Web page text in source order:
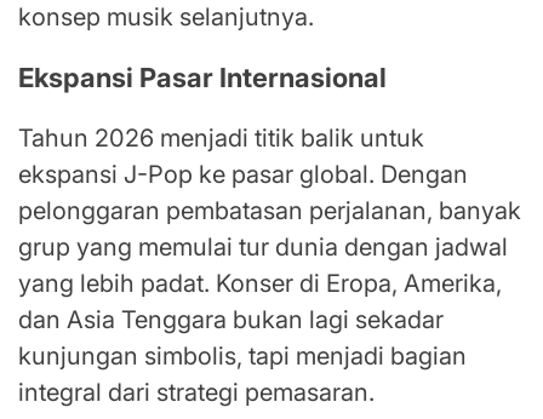
konsep musik selanjutnya.
Ekspansi Pasar Internasional
Tahun 2026 menjadi titik balik untuk
ekspansi J-Pop ke pasar global. Dengan
pelonggaran pembatasan perjalanan, banyak
grup yang memulai tur dunia dengan jadwal
yang lebih padat. Konser di Eropa, Amerika,
dan Asia Tenggara bukan lagi sekadar
kunjungan simbolis, tapi menjadi bagian
integral dari strategi pemasaran.